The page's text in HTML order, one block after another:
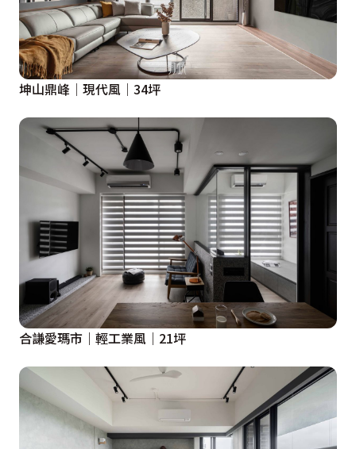
坤山鼎峰│現代風│34坪
合謙愛瑪市｜輕工業風｜21坪